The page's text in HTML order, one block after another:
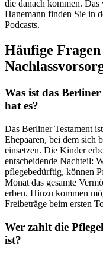
die danach kommen.
Hanemann finden Sie in
Podcasts.
Häufige Fragen
Was ist das
hat es?
Das Berliner Testament
Ehepaaren, bei dem sich
einsetzen. Die Kinder
entscheidende Nachteil:
pflegebedürftig, können
Monat das gesamte
erben. Hinzu kommen
Freibeträge beim ersten
Wer zahlt die
ist?